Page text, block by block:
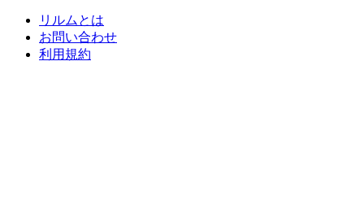
リルムとは
お問い合わせ
利用規約